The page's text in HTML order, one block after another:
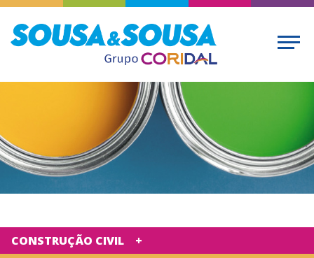
CONSTRUÇÃO CIVIL